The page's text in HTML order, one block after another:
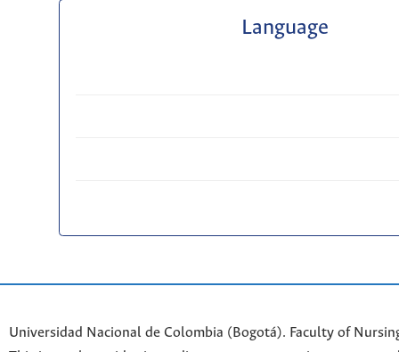
Language
Universidad Nacional de Colombia (Bogotá). Faculty of